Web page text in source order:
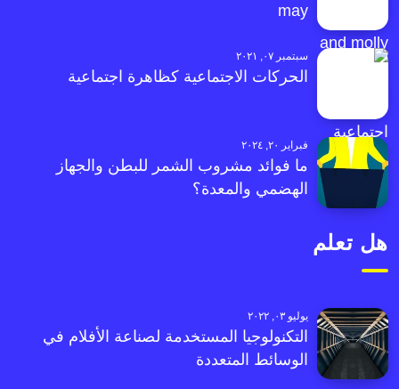
may
سبتمبر ٠٧, ٢٠٢١
الحركات الاجتماعية كظاهرة اجتماعية
فبراير ٢٠, ٢٠٢٤
ما فوائد مشروب الشمر للبطن والجهاز
الهضمي والمعدة؟
هل تعلم
يوليو ٠٣, ٢٠٢٢
التكنولوجيا المستخدمة لصناعة الأفلام في
الوسائط المتعددة